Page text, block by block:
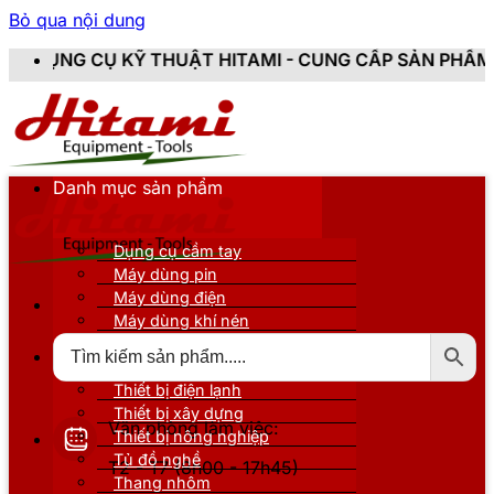
Bỏ qua nội dung
HITAMI - CUNG CẤP SẢN PHẨM CHÍNH HÃNG,
Văn phòng làm việc:
T2 - T7 (8h00 - 17h45)
Danh mục sản phẩm
Dụng cụ cầm tay
Máy dùng pin
Máy dùng điện
Máy dùng khí nén
Thiết bị nâng đỡ
Thiết bị điện lạnh
Thiết bị xây dựng
Thiết bị nông nghiệp
Tủ đồ nghề
Thang nhôm